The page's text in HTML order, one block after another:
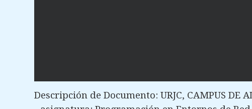
Descripción de Documento: URJC, CAMPUS DE